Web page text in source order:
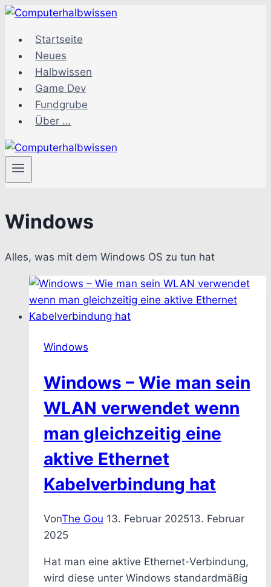
Zum
springenStartseite
Neues
Halbwissen
Game Dev
Fundgrube
Über …
Windows
Alles, was mit dem Windows OS zu tun hat
Windows
Windows – Wie man sein
WLAN verwendet wenn
man gleichzeitig eine
aktive Ethernet
Kabelverbindung hat
VonThe Gou 13. Februar 202513. Februar
2025
Hat man eine aktive Ethernet-Verbindung,
wird diese unter Windows standardmäßig